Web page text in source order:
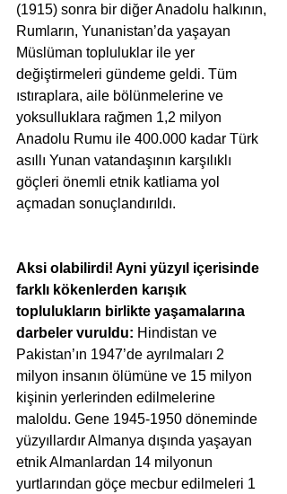
(1915) sonra bir diğer Anadolu halkının,
Rumların, Yunanistan’da yaşayan
Müslüman topluluklar ile yer
değiştirmeleri gündeme geldi. Tüm
ıstıraplara, aile bölünmelerine ve
yoksulluklara rağmen 1,2 milyon
Anadolu Rumu ile 400.000 kadar Türk
asıllı Yunan vatandaşının karşılıklı
göçleri önemli etnik katliama yol
açmadan sonuçlandırıldı.
Aksi olabilirdi! Ayni yüzyıl içerisinde
farklı kökenlerden karışık
toplulukların birlikte yaşamalarına
darbeler vuruldu: Hindistan ve
Pakistan’ın 1947’de ayrılmaları 2
milyon insanın ölümüne ve 15 milyon
kişinin yerlerinden edilmelerine
maloldu. Gene 1945-1950 döneminde
yüzyıllardır Almanya dışında yaşayan
etnik Almanlardan 14 milyonun
yurtlarından göçe mecbur edilmeleri 1